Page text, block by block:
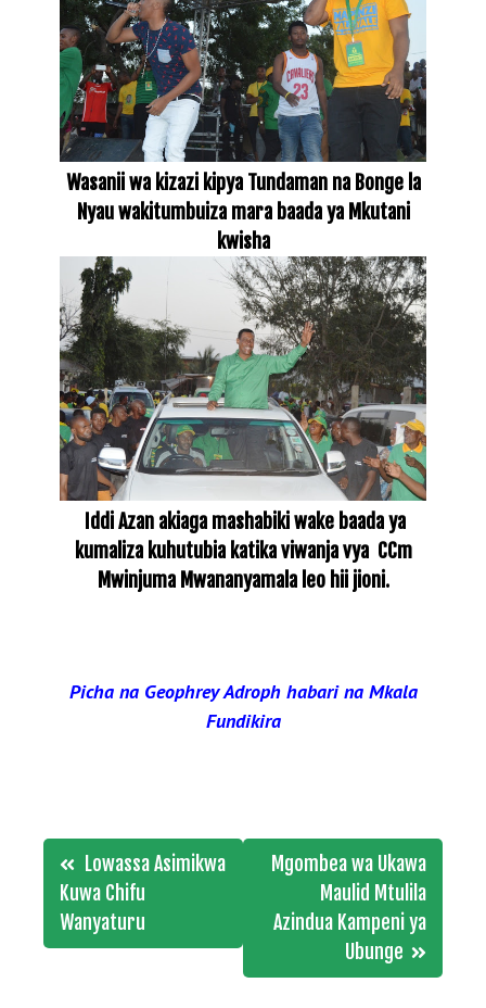
Wasanii wa kizazi kipya Tundaman na Bonge la
Nyau wakitumbuiza mara baada ya Mkutani
kwisha
Iddi Azan akiaga mashabiki wake baada ya
kumaliza kuhutubia katika viwanja vya CCm
Mwinjuma Mwananyamala leo hii jioni.
Picha na Geophrey Adroph habari na Mkala
Fundikira
Post
navigation
Lowassa Asimikwa
Kuwa Chifu
Wanyaturu
Mgombea wa Ukawa
Maulid Mtulila
Azindua Kampeni ya
Ubunge